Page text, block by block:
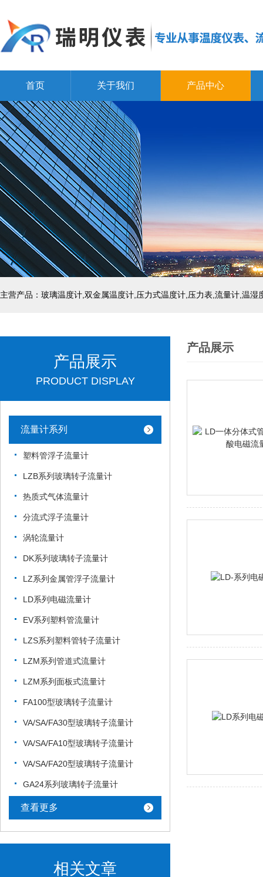
首页 关于我们 产品中心
产品展示
PRODUCT DISPLAY
流量计系列
塑料管浮子流量计
LZB系列玻璃转子流量计
热质式气体流量计
分流式浮子流量计
涡轮流量计
DK系列玻璃转子流量计
LZ系列金属管浮子流量计
LD系列电磁流量计
EV系列塑料管流量计
LZS系列塑料管转子流量计
LZM系列管道式流量计
LZM系列面板式流量计
FA100型玻璃转子流量计
VA/SA/FA30型玻璃转子流量计
VA/SA/FA10型玻璃转子流量计
VA/SA/FA20型玻璃转子流量计
GA24系列玻璃转子流量计
查看更多
相关文章
产品展示